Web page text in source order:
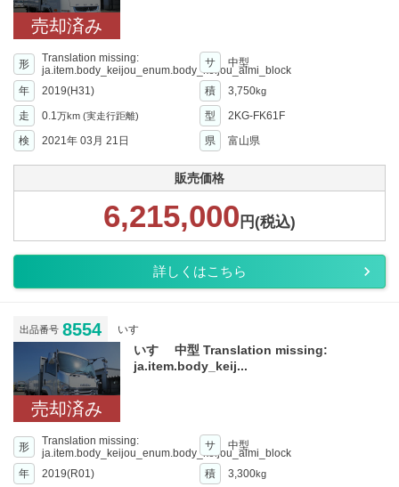
売却済み
形
Translation missing:
ja.item.body_keijou_enum.body_keijou_almi_block
サ 中型
年 2019(H31) 積 3,750kg
走 0.1万km (実走行距離) 型
2KG-FK61F
検
2021年 03月 21日 県 富山県
販売価格
6,215,000 円(税込)
詳しくはこちら
出品番号 8554 いすゞ
売却済み
いすゞ 中型 Translation missing:
ja.item.body_keij...
形
Translation missing:
ja.item.body_keijou_enum.body_keijou_almi_block
サ 中型
年 2019(R01) 積 3,300kg